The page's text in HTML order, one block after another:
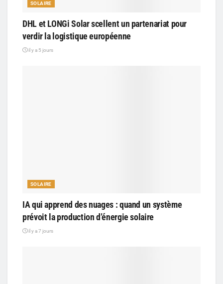
SOLAIRE
DHL et LONGi Solar scellent un partenariat pour
verdir la logistique européenne
il y a 5 jours
SOLAIRE
IA qui apprend des nuages : quand un système
prévoit la production d’énergie solaire
il y a 7 jours